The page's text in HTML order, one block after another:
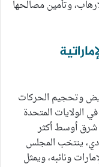
وتأمين مصالحها
وتحجيم الحركات
الولايات المتحدة
شرق أوسط أكثر
ينتخب المجلس
ونائبه، ويمثل